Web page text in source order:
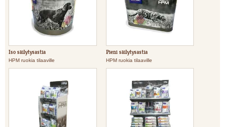
Iso säilytysastia
HPM ruokia tilaaville
Pieni säilytysastia
HPM ruokia tilaaville